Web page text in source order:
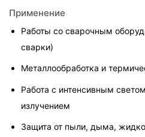
Применение
Работы со сварочным
сварки)
Металлообработка и
Работа с интенсивным
излучением
Защита от пыли, дыма,